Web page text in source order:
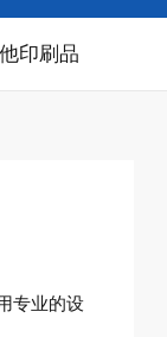
印刷品
专业的设